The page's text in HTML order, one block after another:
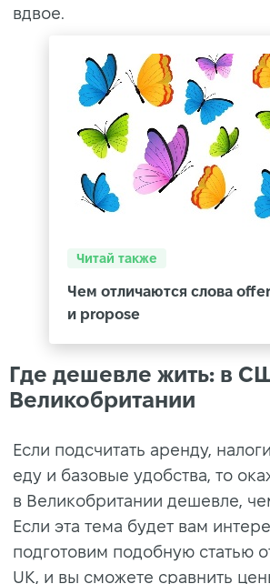
вдвое.
Читай также
Чем отличаются слова
и propose
Где дешевле жить: в
Великобритании
Если подсчитать аренду,
еду и базовые удобства, то
в Великобритании дешевле,
Если эта тема будет вам
подготовим подобную статью
UK, и вы сможете сравнить